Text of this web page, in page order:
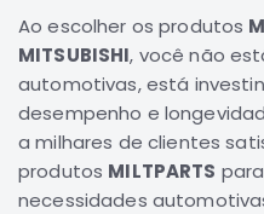
Originais
Montadoras
Corola
Honda
Toyota
Hilux
Ao escolher os produtos
MITSUBISHI, você não
automotivas, está
desempenho e
a milhares de clientes
produtos MILTPARTS
necessidades